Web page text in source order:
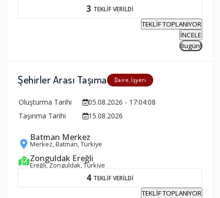
3 TEKLİF VERİLDİ
TEKLİF TOPLANIYOR
İNCELE
Bugün!
Şehirler Arası Taşıma Daire, İşyeri
Oluşturma Tarihi
05.08.2026 - 17:04:08
Taşınma Tarihi
15.08.2026
Batman Merkez
Merkez, Batman, Türkiye
Zonguldak Ereğli
Ereğli, Zonguldak, Türkiye
4 TEKLİF VERİLDİ
TEKLİF TOPLANIYOR